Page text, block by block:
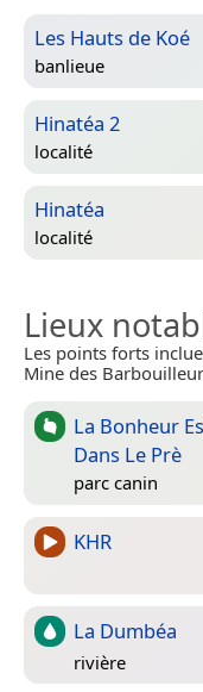
Les Hauts de Koé
banlieue
Hinatéa 2
localité
Hinatéa
localité
Lieux
Les points forts
Mine des
La Bonheur
Dans Le Prè
parc canin
KHR
La Dumbéa
rivière